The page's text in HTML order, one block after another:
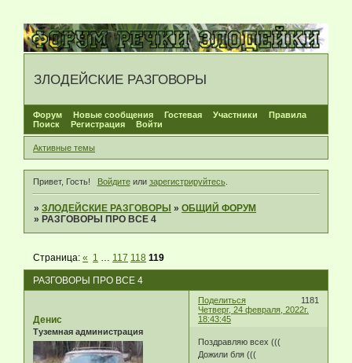
ЗЛОДЕЙСКИЕ РАЗГОВОРЫ
Форум Новые сообщения Гостевая Участники
Правила
Поиск
Регистрация Войти
Активные темы
Привет, Гость! Войдитеили зарегистрируйтесь.
»ЗЛОДЕЙСКИЕ РАЗГОВОРЫ »ОБЩИЙ ФОРУМ
» РАЗГОВОРЫ ПРО ВСЕ 4
РАЗГОВОРЫ ПРО ВСЕ 4
Страница:« 1 117 118 119
Поделиться
1181
Четверг, 24 февраля, 2022г.
18:43:45
Денис
Туземная администрация
Поздравляю всех (((
Дожили бля (((